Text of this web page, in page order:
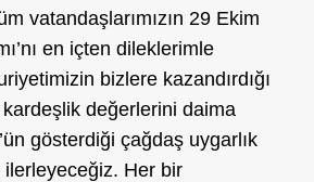
vatandaşlarımızın 29 Ekim
en içten dileklerimle
bizlere kazandırdığı
değerlerini daima
gösterdiği çağdaş uygarlık
Her bir